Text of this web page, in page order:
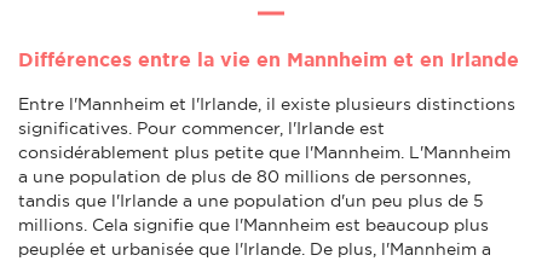
Différences entre la vie en Mannheim et en Irlande
Entre l'Mannheim et l'Irlande, il existe plusieurs distinctions
significatives. Pour commencer, l'Irlande est
considérablement plus petite que l'Mannheim. L'Mannheim
a une population de plus de 80 millions de personnes,
tandis que l'Irlande a une population d'un peu plus de 5
millions. Cela signifie que l'Mannheim est beaucoup plus
peuplée et urbanisée que l'Irlande. De plus, l'Mannheim a